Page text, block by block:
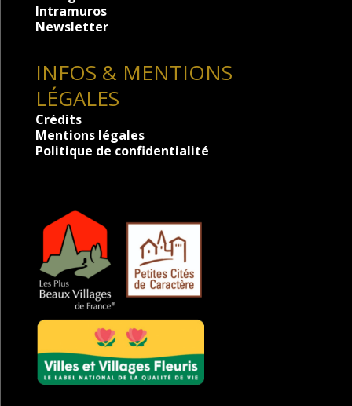
Intramuros
Newsletter
INFOS & MENTIONS
LÉGALES
Crédits
Mentions légales
Politique de confidentialité